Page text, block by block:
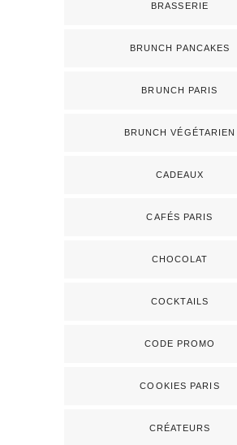
BRASSERIE
BRUNCH PANCAKES
BRUNCH PARIS
BRUNCH VÉGÉTARIEN
CADEAUX
CAFÉS PARIS
CHOCOLAT
COCKTAILS
CODE PROMO
COOKIES PARIS
CRÉATEURS